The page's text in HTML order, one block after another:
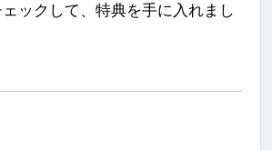
ックして、特典を手に入れまし